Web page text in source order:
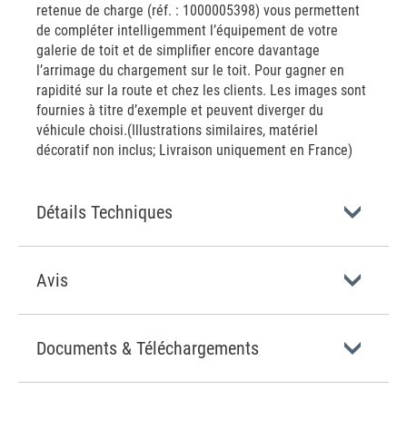
retenue de charge (réf. : 1000005398) vous permettent
de compléter intelligemment l’équipement de votre
galerie de toit et de simplifier encore davantage
l’arrimage du chargement sur le toit. Pour gagner en
rapidité sur la route et chez les clients. Les images sont
fournies à titre d’exemple et peuvent diverger du
véhicule choisi.(Illustrations similaires, matériel
décoratif non inclus; Livraison uniquement en France)
Détails Techniques
Avis
Documents & Téléchargements